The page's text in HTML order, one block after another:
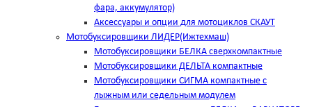
фара, аккумулятор)
Аксессуары и опции для мотоциклов СКАУТ
Мотобуксировщики ЛИДЕР(Ижтехмаш)
Мотобуксировщики БЕЛКА сверхкомпактные
Мотобуксировщики ДЕЛЬТА компактные
Мотобуксировщики СИГМА компактные с
лыжным или седельным модулем